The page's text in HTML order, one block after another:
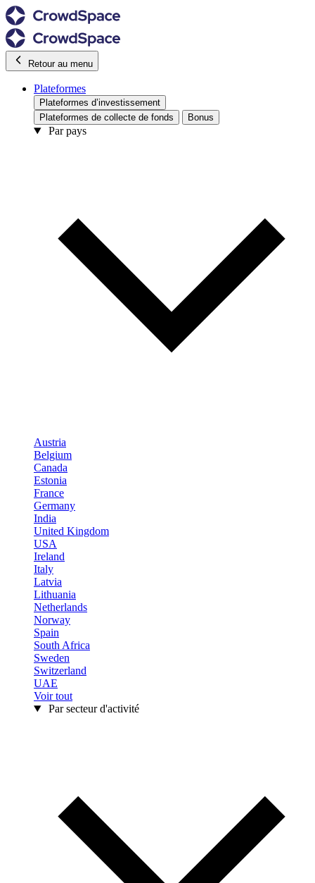
Retour au menu
Plateformes
Plateformes d’investissement
Plateformes de collecte de fonds
Bonus
Par pays
Austria
Belgium
Canada
Estonia
France
Germany
India
United Kingdom
USA
Ireland
Italy
Latvia
Lithuania
Netherlands
Norway
Spain
South Africa
Sweden
Switzerland
UAE
Voir tout
Par secteur d'activité